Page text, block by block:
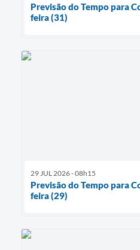
Previsão do Tempo para
feira (31)
29 JUL 2026 - 08h15
Previsão do Tempo para
feira (29)